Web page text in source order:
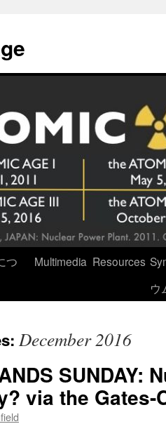
つ
Multimedia Resources
ウ
December 2016
SUNDAY:
via the Gates-